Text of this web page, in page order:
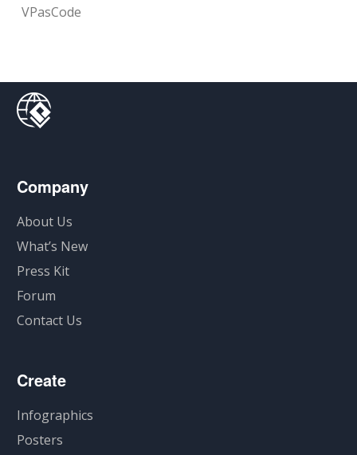
VPasCode
Company
About Us
What’s New
Press Kit
Forum
Contact Us
Create
Infographics
Posters